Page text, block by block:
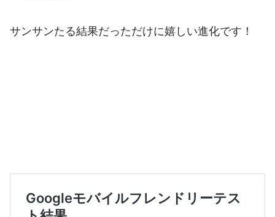
サンサンたる結果だっただけに嬉しい進化です！